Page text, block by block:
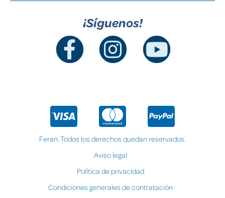
¡Síguenos!
Feran. Todos los derechos quedan reservados.
Aviso legal
Política de privacidad
Condiciones generales de contratación